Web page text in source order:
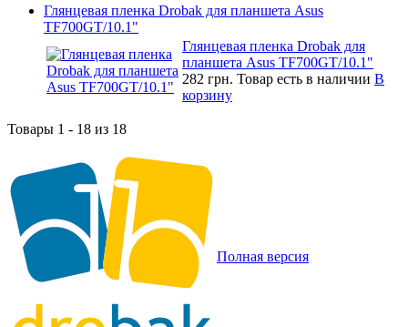
Глянцевая пленка Drobak для планшета Asus
TF700GT/10.1"
Глянцевая пленка Drobak для
планшета Asus TF700GT/10.1"
282 грн. Товар есть в наличии В
корзину
Товары 1 - 18 из 18
Полная версия